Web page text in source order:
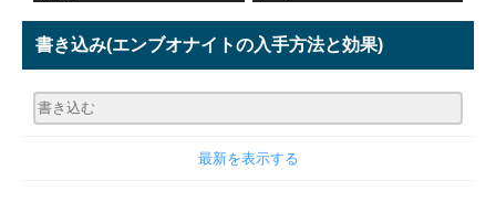
書き込み(エンブオナイトの入手方法と効果)
最新を表示する